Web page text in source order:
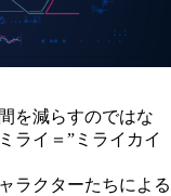
を減らすのではな
ライ＝”ミライカイ
ラクターたちによる